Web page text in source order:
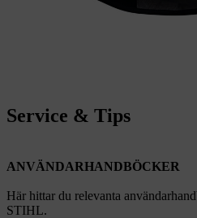
Service & Tips
ANVÄNDARHANDBÖCKER
Här hittar du relevanta
STIHL.